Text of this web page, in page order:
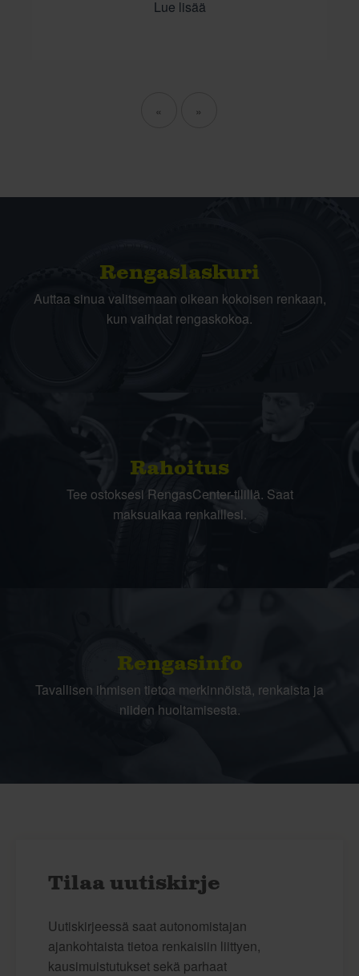
Lue lisää
« »
Rengas­laskuri
Auttaa sinua valitsemaan oikean kokoisen renkaan,
kun vaihdat rengaskokoa.
Rahoitus
Tee ostoksesi RengasCenter-tilillä. Saat
maksuaikaa renkaillesi.
Rengasinfo
Tavallisen ihmisen tietoa merkinnöistä, renkaista ja
niiden huoltamisesta.
Tilaa uutiskirje
Uutiskirjeessä saat autonomistajan
ajankohtaista tietoa renkaisiin liittyen,
kausimuistutukset sekä parhaat